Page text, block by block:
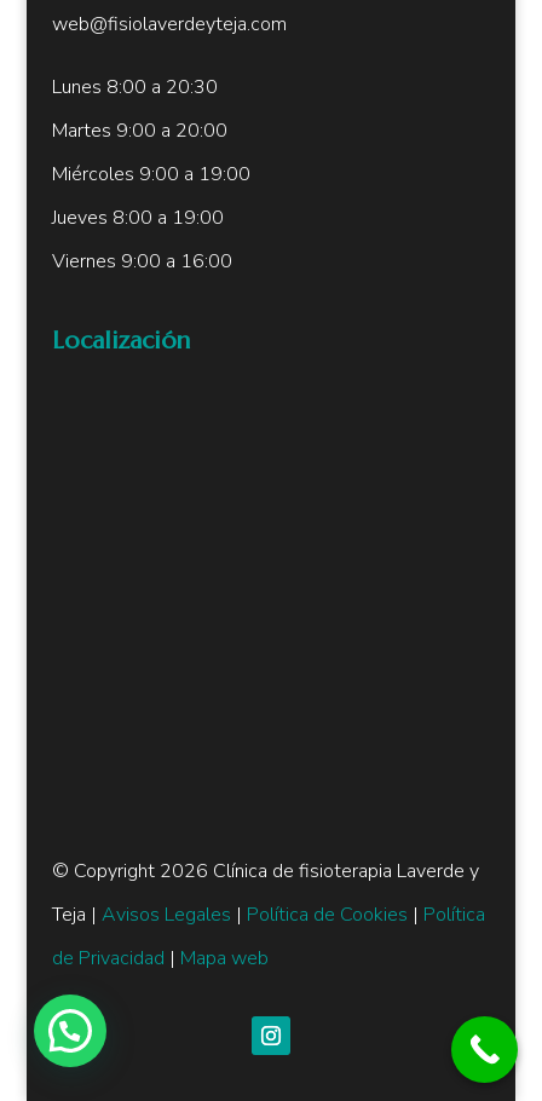
web@fisiolaverdeyteja.com
Lunes 8:00 a 20:30
Martes 9:00 a 20:00
Miércoles 9:00 a 19:00
Jueves 8:00 a 19:00
Viernes 9:00 a 16:00
Localización
© Copyright 2026 Clínica de fisioterapia Laverde y
Teja | Avisos Legales | Política de Cookies | Política
de Privacidad | Mapa web